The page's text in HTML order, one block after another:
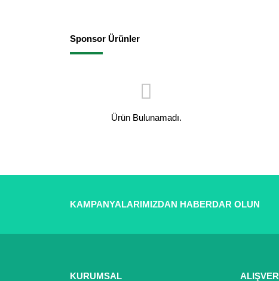
Sponsor Ürünler
Ürün Bulunamadı.
KAMPANYALARIMIZDAN HABERDAR OLUN
KURUMSAL